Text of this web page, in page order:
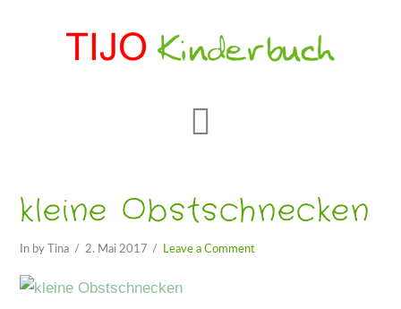
kleine Obstschnecken
In by Tina 2. Mai 2017 Leave a Comment